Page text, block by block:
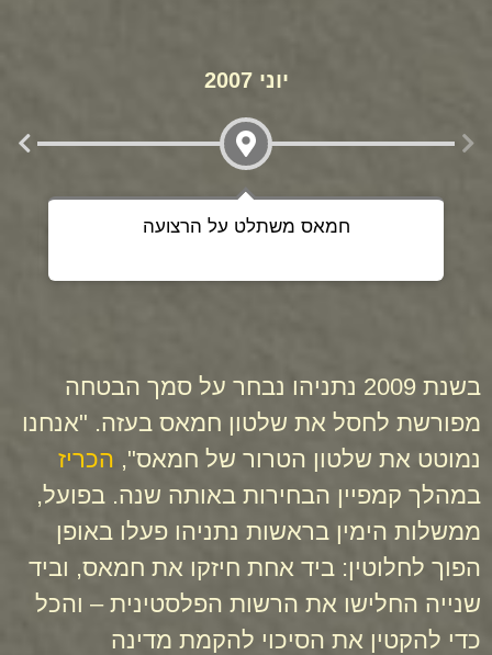
יוני 2007
חמאס משתלט על הרצועה
בשנת 2009 נתניהו נבחר על סמך הבטחה
מפורשת לחסל את שלטון חמאס בעזה. "אנחנו
נמוטט את שלטון הטרור של חמאס", הכריז
במהלך קמפיין הבחירות באותה שנה. בפועל,
ממשלות הימין בראשות נתניהו פעלו באופן
הפוך לחלוטין: ביד אחת חיזקו את חמאס, וביד
שנייה החלישו את הרשות הפלסטינית – והכל
כדי להקטין את הסיכוי להקמת מדינה